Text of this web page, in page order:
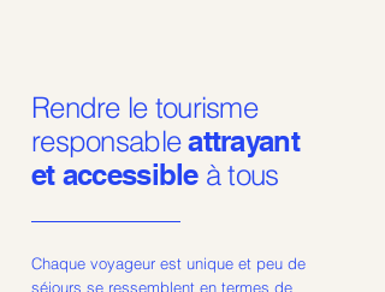
Rendre le tourisme
responsableattrayant
et accessibleà tous
Chaque voyageur est unique et peu de
séjours se ressemblent en termes de